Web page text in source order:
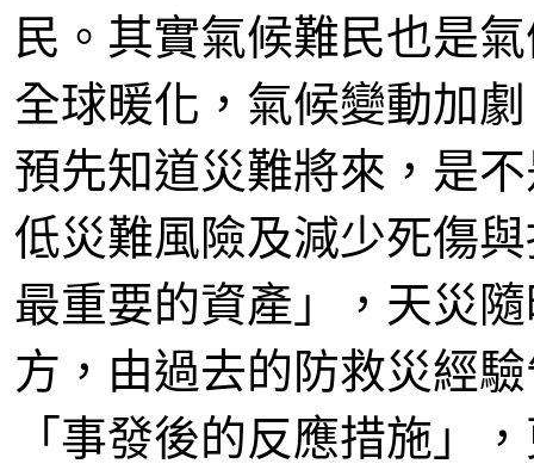
民。其實氣候難民也是
全球暖化，氣候變動加
預先知道災難將來，是
低災難風險及減少死傷
最重要的資產」，天災
方，由過去的防救災經
「事發後的反應措施」